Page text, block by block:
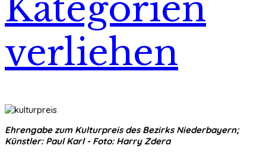
Kategorien
verliehen
Ehrengabe zum Kulturpreis des Bezirks Niederbayern;
Künstler: Paul Karl - Foto: Harry Zdera